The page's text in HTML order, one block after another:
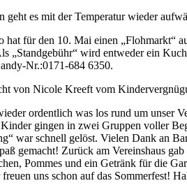
geht es mit der Temperatur wieder
für den 10. Mai einen „Flohmarkt“
„Standgebühr“ wird entweder ein
Nr.:0171-684 6350.
von Nicole Kreeft vom
ordentlich was los rund um unser
gingen in zwei Gruppen voller
war schnell gelöst. Vielen Dank an
gemacht! Zurück am Vereinshaus
Pommes und ein Getränk für die
uns schon auf das Sommerfest!